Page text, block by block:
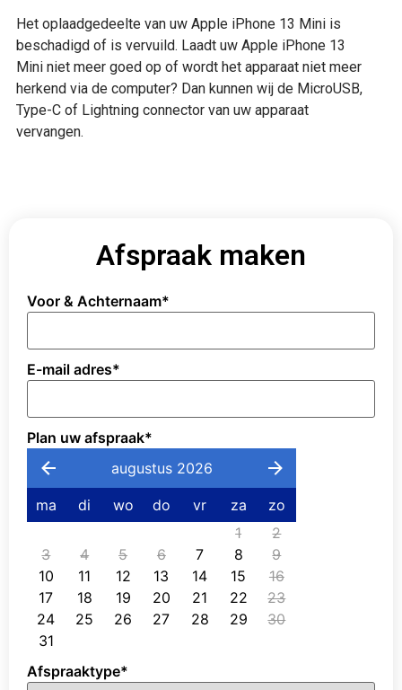
Het oplaadgedeelte van uw Apple iPhone 13 Mini is
beschadigd of is vervuild. Laadt uw Apple iPhone 13
Mini niet meer goed op of wordt het apparaat niet meer
herkend via de computer? Dan kunnen wij de MicroUSB,
Type-C of Lightning connector van uw apparaat
vervangen.
Afspraak maken
Voor & Achternaam*
E-mail adres*
Plan uw afspraak*
augustus 2026
ma di wo do vr za
zo
1
2
3
4 5 6 7 8
9
10
11 12 13 14 15
16
17
18 19 20 21 22
23
24
25 26 27 28 29
30
31
Afspraaktype*